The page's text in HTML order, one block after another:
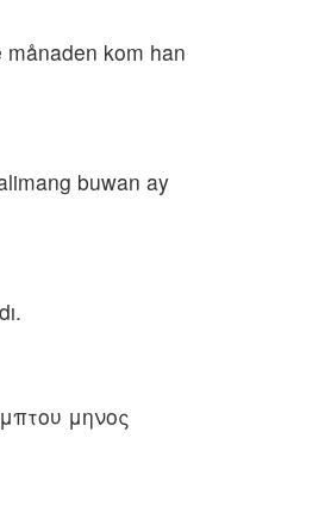
kom han
buwan ay
μηνος